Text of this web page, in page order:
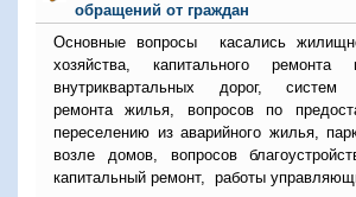
обращений от граждан
Основные вопросы касались
хозяйства, капитального ремонта
внутриквартальных дорог, систем
ремонта жилья, вопросов по
переселению из аварийного жилья,
возле домов, вопросов
капитальный ремонт, работы